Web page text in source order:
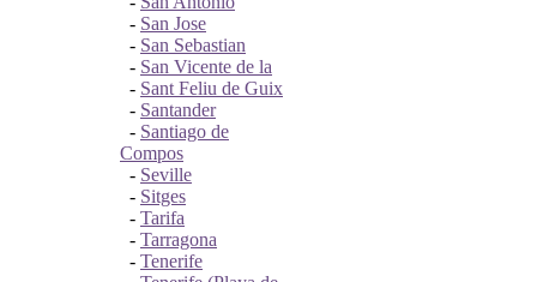
- San Jose
- San Sebastian
- San Vicente de la
- Sant Feliu de Guix
- Santander
- Santiago de
Compos
- Seville
- Sitges
- Tarifa
- Tarragona
- Tenerife